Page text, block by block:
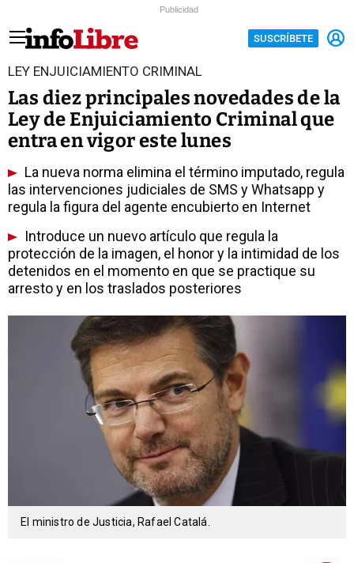
Publicidad
SUSCRÍBETE
LEY ENJUICIAMIENTO CRIMINAL
Las diez principales novedades de la
Ley de Enjuiciamiento Criminal que
entra en vigor este lunes
La nueva norma elimina el término imputado, regula
las intervenciones judiciales de SMS y Whatsapp y
regula la figura del agente encubierto en Internet
Introduce un nuevo artículo que regula la
protección de la imagen, el honor y la intimidad de los
detenidos en el momento en que se practique su
arresto y en los traslados posteriores
El ministro de Justicia, Rafael Catalá.